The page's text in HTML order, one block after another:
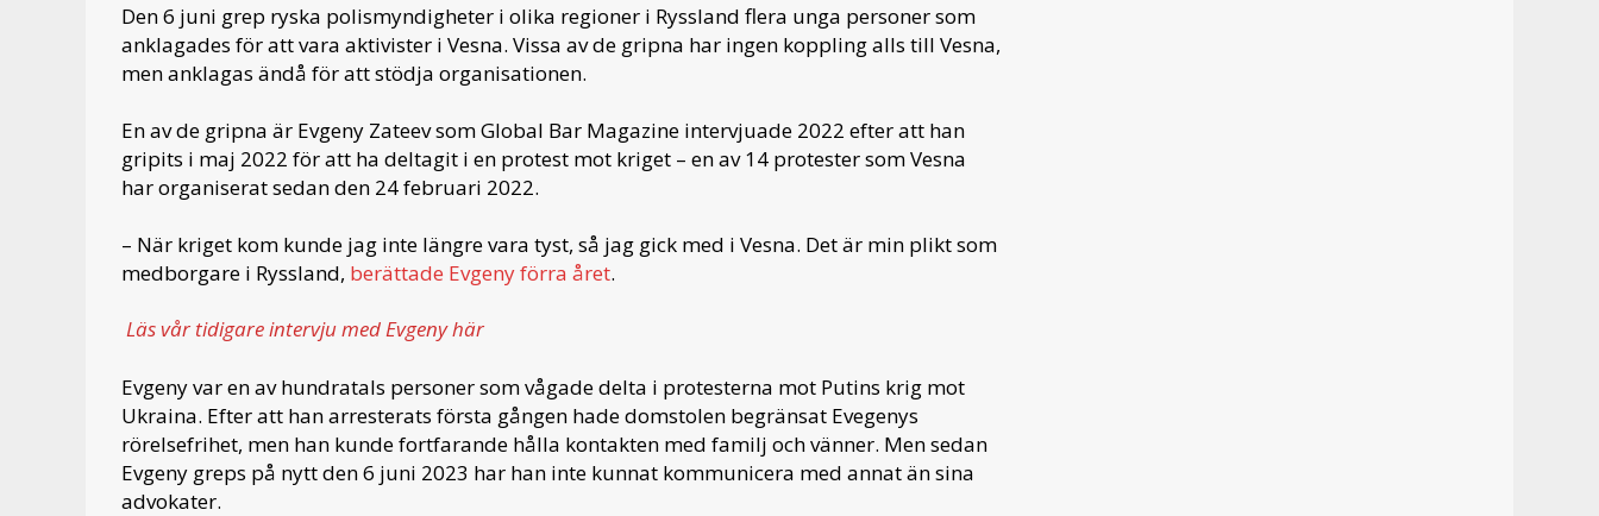
Den 6 juni grep ryska polismyndigheter i olika regioner i Ryssland flera unga personer som
anklagades för att vara aktivister i Vesna. Vissa av de gripna har ingen koppling alls till Vesna,
men anklagas ändå för att stödja organisationen.
En av de gripna är Evgeny Zateev som Global Bar Magazine intervjuade 2022 efter att han
gripits i maj 2022 för att ha deltagit i en protest mot kriget – en av 14 protester som Vesna
har organiserat sedan den 24 februari 2022.
– När kriget kom kunde jag inte längre vara tyst, så jag gick med i Vesna. Det är min plikt som
medborgare i Ryssland, berättade Evgeny förra året.
Läs vår tidigare intervju med Evgeny här
Evgeny var en av hundratals personer som vågade delta i protesterna mot Putins krig mot
Ukraina. Efter att han arresterats första gången hade domstolen begränsat Evegenys
rörelsefrihet, men han kunde fortfarande hålla kontakten med familj och vänner. Men sedan
Evgeny greps på nytt den 6 juni 2023 har han inte kunnat kommunicera med annat än sina
advokater.